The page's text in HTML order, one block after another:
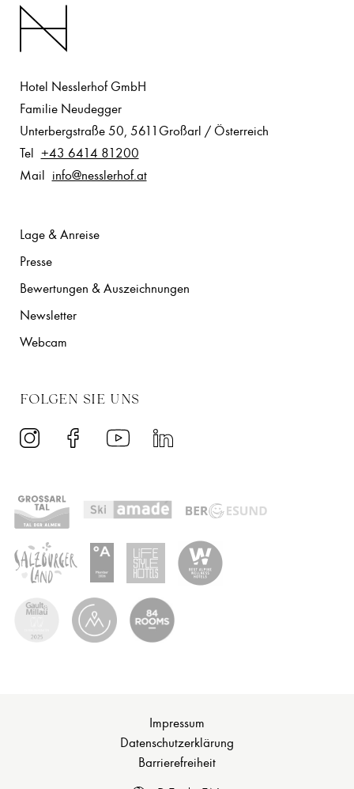
Hotel Nesslerhof GmbH
Familie Neudegger
Unterbergstraße 50, 5611 Großarl / Österreich
Tel +43 6414 81200
Mail info@nesslerhof.at
Lage & Anreise
Presse
Bewertungen & Auszeichnungen
Newsletter
Webcam
FOLGEN SIE UNS
Impressum
Datenschutzerklärung
Barrierefreiheit